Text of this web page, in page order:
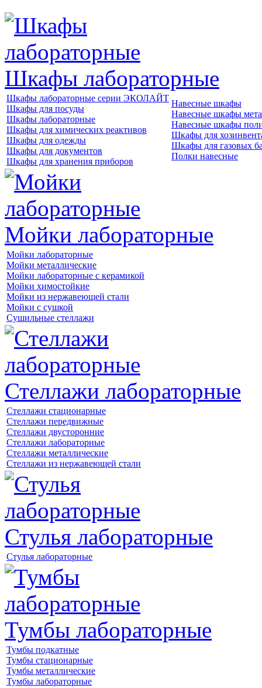
Шкафы лабораторные
Шкафы лабораторные серии ЭКОЛАЙТ
Шкафы для посуды
Шкафы лабораторные
Шкафы для химических реактивов
Шкафы для одежды
Шкафы для документов
Шкафы для хранения приборов
Навесные шкафы
Навесные шкафы
Навесные шкафы
Шкафы для
Шкафы для газовых
Полки навесные
Мойки лабораторные
Мойки лабораторные
Мойки металлические
Мойки лабораторные с керамикой
Мойки химостойкие
Мойки из нержавеющей стали
Мойки с сушкой
Сушильные стеллажи
Стеллажи лабораторные
Стеллажи стационарные
Стеллажи передвижные
Стеллажи двусторонние
Стеллажи лабораторные
Стеллажи металлические
Стеллажи из нержавеющей стали
Стулья лабораторные
Стулья лабораторные
Тумбы лабораторные
Тумбы подкатные
Тумбы стационарные
Тумбы металлические
Тумбы лабораторные